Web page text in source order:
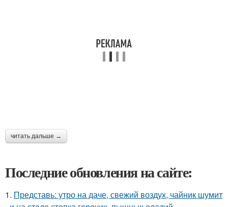
читать дальше →
Последние обновления на сайте:
1. Представь: утро на даче, свежий воздух, чайник шумит